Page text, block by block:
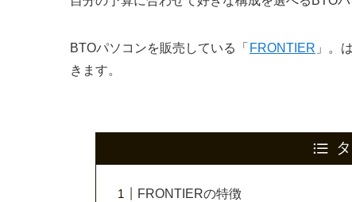
BTOパソコンを販売している「 FRONTIER 」。
きます。
FRONTIERの特徴